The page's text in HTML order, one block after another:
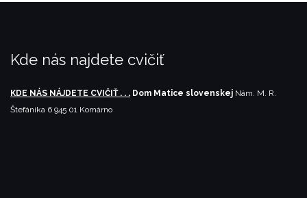
Kde nás najdete cvičiť
KDE NÁS NÁJDETE CVIČIŤ . . . Dom Matice slovenskej Nám. M. R.
Štefánika 6 945 01 Komárno